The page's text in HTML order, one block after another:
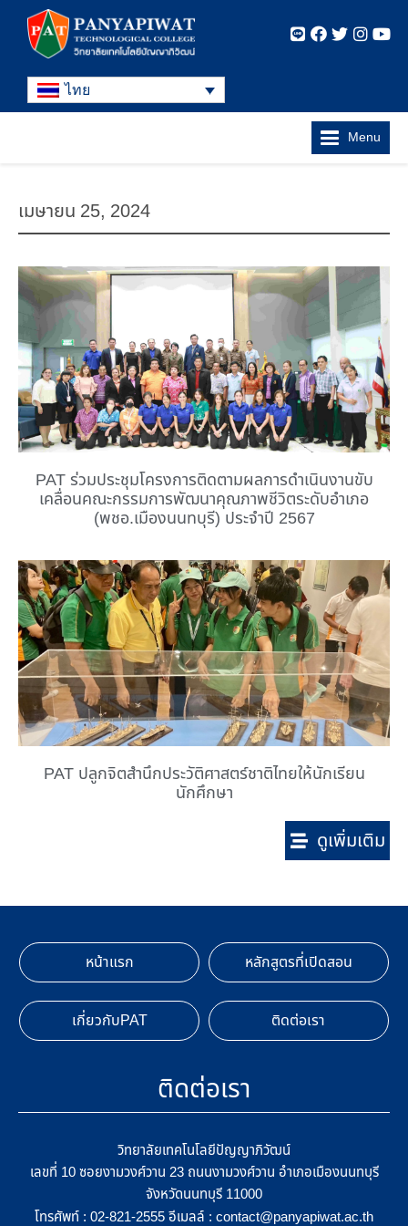
ไทย
Menu
เมษายน 25, 2024
PAT ร่วมประชุมโครงการติดตามผลการดำเนินงานขับ
เคลื่อนคณะกรรมการพัฒนาคุณภาพชีวิตระดับอำเภอ
(พชอ.เมืองนนทบุรี) ประจำปี 2567
PAT ปลูกจิตสำนึกประวัติศาสตร์ชาติไทยให้นักเรียน
นักศึกษา
ดูเพิ่มเติม
หน้าแรก หลักสูตรที่เปิดสอน
เกี่ยวกับPAT ติดต่อเรา
ติดต่อเรา
วิทยาลัยเทคโนโลยีปัญญาภิวัฒน์
เลขที่ 10 ซอยงามวงศ์วาน 23 ถนนงามวงศ์วาน อำเภอเมืองนนทบุรี
จังหวัดนนทบุรี 11000
โทรศัพท์ : 02-821-2555 อีเมลล์ : contact@panyapiwat.ac.th